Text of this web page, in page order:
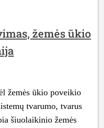
žemės ūkio
žemės ūkio poveikio
tvarumo, tvarus
šiuolaikinio žemės